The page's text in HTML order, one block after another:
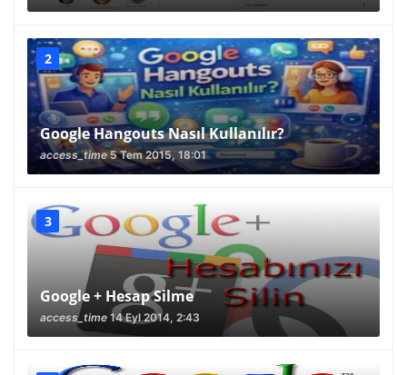
Google Hangouts Nasıl Kullanılır?
access_time5 Tem 2015, 18:01
Google + Hesap Silme
access_time 14 Eyl 2014, 2:43